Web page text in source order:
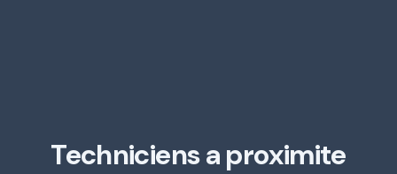
Techniciens a proximite